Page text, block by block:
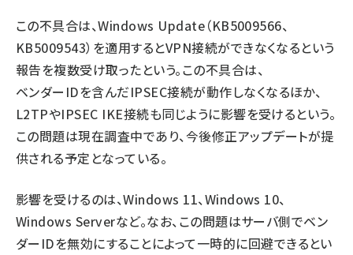
この不具合は、Windows Update（KB5009566、
KB5009543）を適用するとVPN接続ができなくなるという
報告を複数受け取ったという。この不具合は、
ベンダーIDを含んだIPSEC接続が動作しなくなるほか、
L2TPやIPSEC IKE接続も同じように影響を受けるという。
この問題は現在調査中であり、今後修正アップデートが提
供される予定となっている。
影響を受けるのは、Windows 11、Windows 10、
Windows Serverなど。なお、この問題はサーバ側でベン
ダーIDを無効にすることによって一時的に回避できるとい